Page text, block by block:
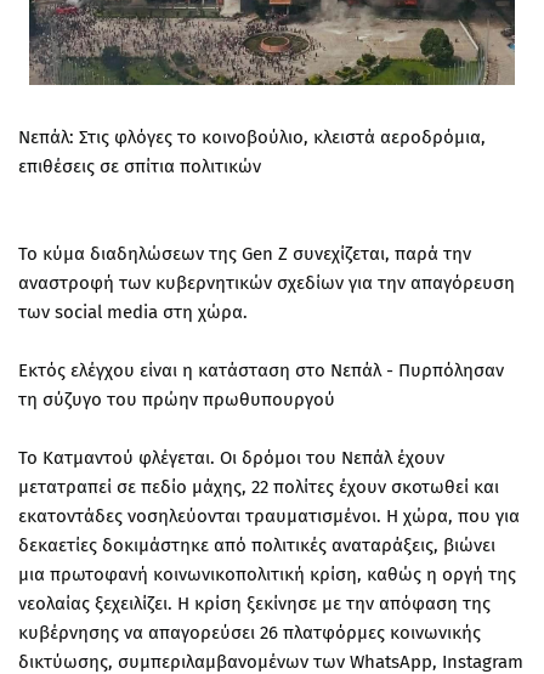
Νεπάλ: Στις φλόγες το κοινοβούλιο, κλειστά αεροδρόμια,
επιθέσεις σε σπίτια πολιτικών
Το κύμα διαδηλώσεων της Gen Z συνεχίζεται, παρά την
αναστροφή των κυβερνητικών σχεδίων για την απαγόρευση
των social media στη χώρα.
Εκτός ελέγχου είναι η κατάσταση στο Νεπάλ - Πυρπόλησαν
τη σύζυγο του πρώην πρωθυπουργού
Το Κατμαντού φλέγεται. Οι δρόμοι του Νεπάλ έχουν
μετατραπεί σε πεδίο μάχης, 22 πολίτες έχουν σκοτωθεί και
εκατοντάδες νοσηλεύονται τραυματισμένοι. Η χώρα, που για
δεκαετίες δοκιμάστηκε από πολιτικές αναταράξεις, βιώνει
μια πρωτοφανή κοινωνικοπολιτική κρίση, καθώς η οργή της
νεολαίας ξεχειλίζει. Η κρίση ξεκίνησε με την απόφαση της
κυβέρνησης να απαγορεύσει 26 πλατφόρμες κοινωνικής
δικτύωσης, συμπεριλαμβανομένων των WhatsApp, Instagram